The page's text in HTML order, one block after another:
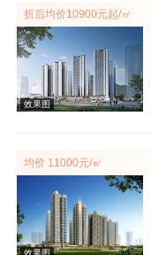
效果图
效果图
折后均价10900元起/㎡
均价 11000元/㎡